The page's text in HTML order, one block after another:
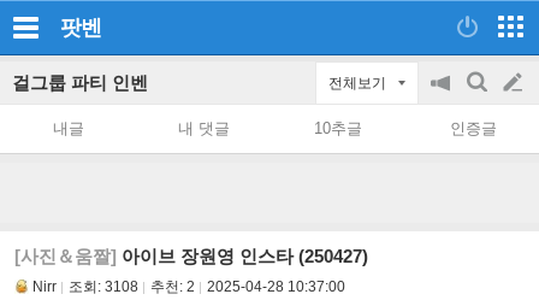
팟벤
걸그룹 파티 인벤 전체보기
공
on/off
검
색
글
쓰
내글 내 댓글 10추글 인증글
[사진＆움짤] 아이브 장원영 인스타 (250427)
Nirr 조회: 3108 추천: 2 2025-04-28 10:37:00